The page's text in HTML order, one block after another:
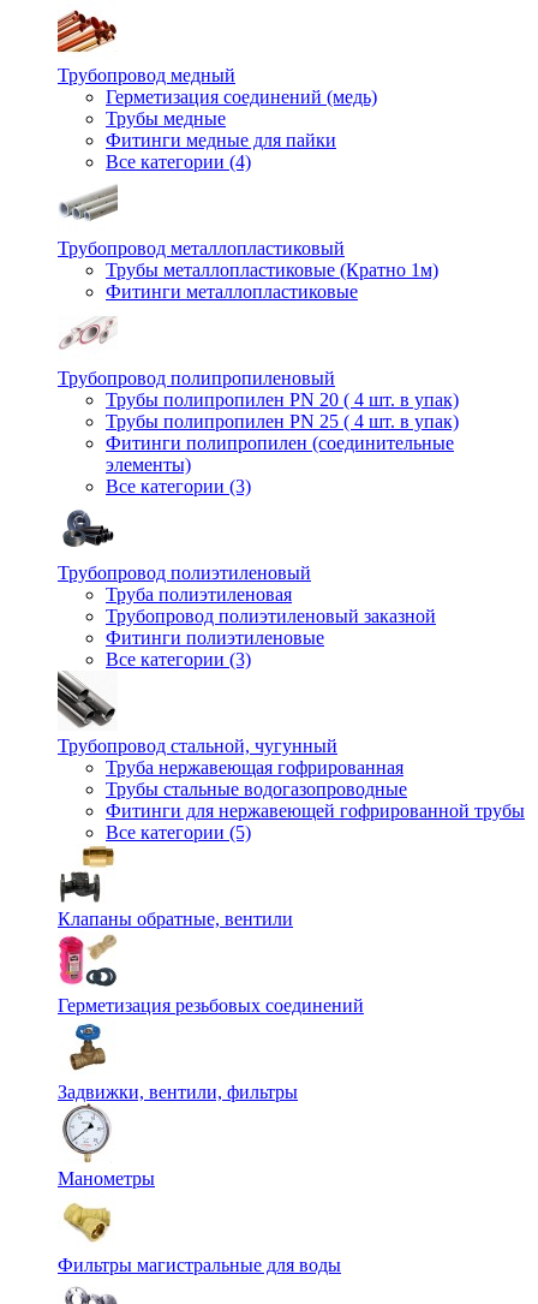
Трубопровод медный
Герметизация соединений (медь)
Трубы медные
Фитинги медные для пайки
Все категории (4)
Трубопровод металлопластиковый
Трубы металлопластиковые (Кратно 1м)
Фитинги металлопластиковые
Трубопровод полипропиленовый
Трубы полипропилен PN 20 ( 4 шт. в упак)
Трубы полипропилен PN 25 ( 4 шт. в упак)
Фитинги полипропилен (cоединительные
элементы)
Все категории (3)
Трубопровод полиэтиленовый
Труба полиэтиленовая
Трубопровод полиэтиленовый заказной
Фитинги полиэтиленовые
Все категории (3)
Трубопровод стальной, чугунный
Труба нержавеющая гофрированная
Трубы стальные водогазопроводные
Фитинги для нержавеющей гофрированной трубы
Все категории (5)
Клапаны обратные, вентили
Герметизация резьбовых соединений
Задвижки, вентили, фильтры
Манометры
Фильтры магистральные для воды